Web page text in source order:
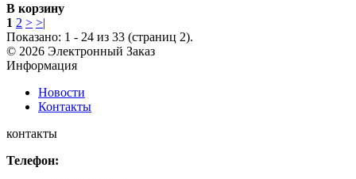
В корзину
1 2 > >|
Показано: 1 - 24 из 33 (страниц 2).
© 2026 Электронный Заказ
Информация
Новости
Контакты
контакты
Телефон: